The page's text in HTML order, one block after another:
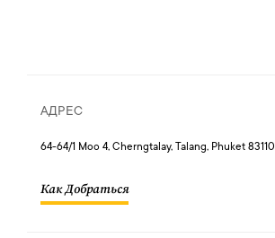
АДРЕС
64-64/1 Moo 4, Cherngtalay, Talang, Phuket 83110
Как Добраться